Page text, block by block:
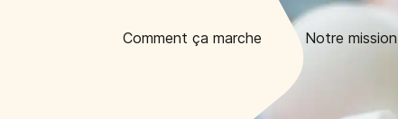
Comment ça marche Notre mission